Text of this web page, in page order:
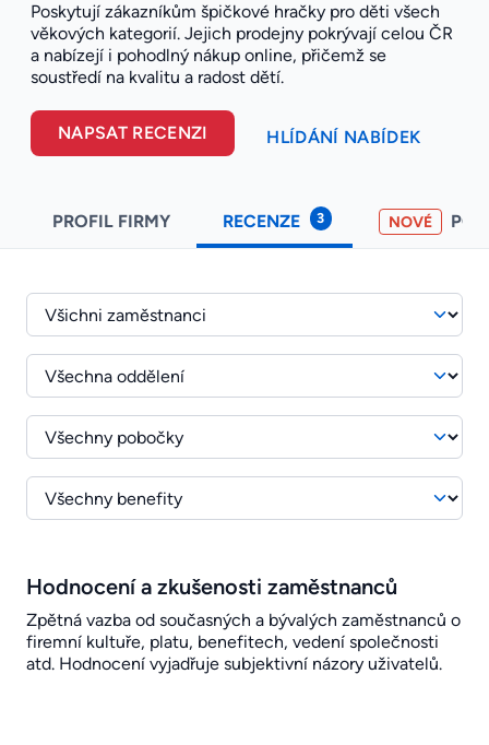
Poskytují zákazníkům špičkové hračky pro děti všech
věkových kategorií. Jejich prodejny pokrývají celou ČR
a nabízejí i pohodlný nákup online, přičemž se
soustředí na kvalitu a radost dětí.
NAPSAT RECENZI HLÍDÁNÍ NABÍDEK
PROFIL FIRMY RECENZE 3 NOVÉ
Hodnocení a zkušenosti zaměstnanců
Zpětná vazba od současných a bývalých zaměstnanců o
firemní kultuře, platu, benefitech, vedení společnosti
atd. Hodnocení vyjadřuje subjektivní názory uživatelů.